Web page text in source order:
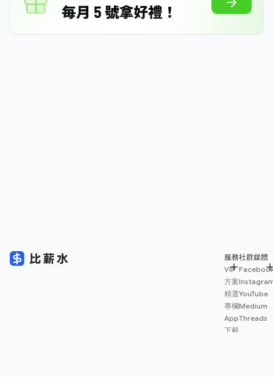
服務
VIP
方案
精選
專欄
App
下載
社群媒體
YouTube
Medium
Threads